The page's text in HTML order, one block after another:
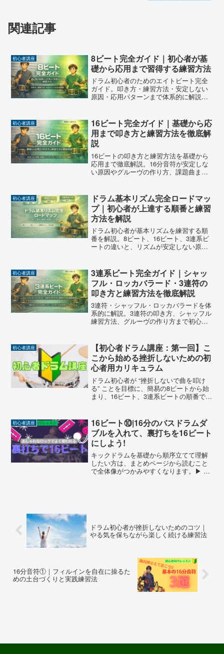
関連記事
初心者講座
8ビート完全ガイド｜初心者が基
礎から応用まで習得する練習方法
ドラム初心者のためのエイトビート完全
ガイド。叩き方・練習方法・安定しない
原因・応用パターンまで体系的に解説。
初心者講座
16ビート完全ガイド｜基礎から応
用まで叩き方と練習方法を徹底解
説
16ビートの叩き方と練習方法を基礎から
応用まで徹底解説。16分音符が安定しな
い原因やグルーヴの作り方、課題曲まで
初心者講座
ドラム基本リズム完全ロードマッ
プ｜初心者が上達する順番と練習
方法を解説
ドラム初心者が基本リズムを練習する順
番を解説。8ビート、16ビート、3連系ビ
ートの違いと、リズムが安定しない原
初心者講座
3連系ビート完全ガイド｜シャッ
フル・ロッカバラード・3連符の
叩き方と練習方法を徹底解説
3連符・シャッフル・ロッカバラードを体
系的に解説。3連符の叩き方、シャッフル
練習方法、グルーヴの作り方まで初心者
初心者講座
【初心者ドラム講座：第一回】こ
こから始める挫折しないための初
心者用カリキュラム
ドラム初心者が “挫折しないで曲を叩け
る” ことを目標に、簡易の8ビートから始
まり、16ビート、3連系ビートの順番で並
初心者講座
16ビート⑩|16分のバスドラムダ
ブルを入れて、裏打ちを16ビート
にしよう!
キックドラムを基礎から順序立てて理解
したい方は、まとめページから読むこと
で全体像がつかみやすくなります。▶︎ キ
ドラム初心者が挫折しないためのコツ｜
やる気を保ちながら楽しく続ける練習法
16分音符①｜フィルインを自在に操るた
めの土台づくりと実践練習法